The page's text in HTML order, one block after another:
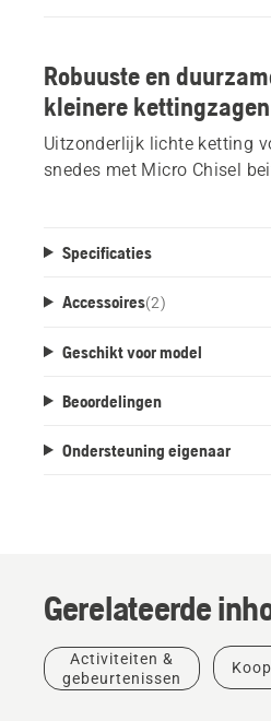
Robuuste en
kleinere kettingzagen
Uitzonderlijk lichte ketting
snedes met Micro Chisel
Specificaties
Accessoires(2)
Geschikt voor model
Beoordelingen
Ondersteuning eigenaar
Gerelateerde
Activiteiten &
gebeurtenissenProducten
&